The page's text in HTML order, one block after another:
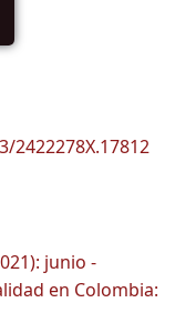
2422278X.17812
junio -
en Colombia: